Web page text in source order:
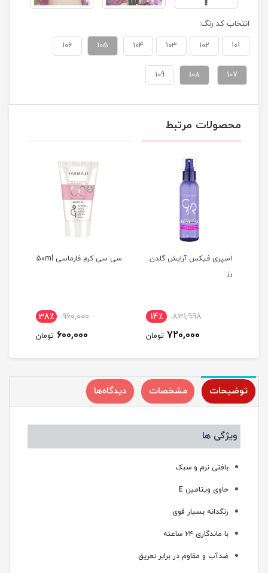
انتخاب کد رنگ:
101
102
103
104
105
106
107
108
109
محصولات مرتبط
اسپری فیکس آرایش گلدن
رز
831,998 14٪
720,000 تومان
سی سی کرم فارماسی 50ml
960,000 38٪
600,000 تومان
توضیحات مشخصات دیدگاه‌ها
ویژگی ها
بافتی نرم و سبک
حاوی ویتامین E
رنگدانه بسیار قوی
با ماندگاری ۲۴ ساعته
ضدآب و مقاوم در برابر تعریق